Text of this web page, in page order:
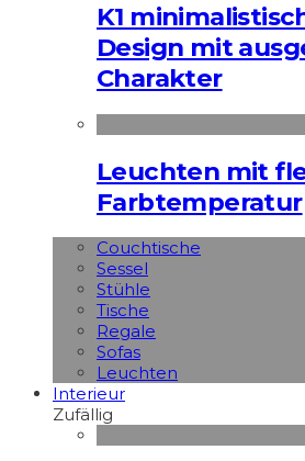
K1
Design mit
Charakter
Leuchten mit
Farbtemperatur
Couchtische
Sessel
Stühle
Tische
Regale
Sofas
Leuchten
Interieur
Zufällig